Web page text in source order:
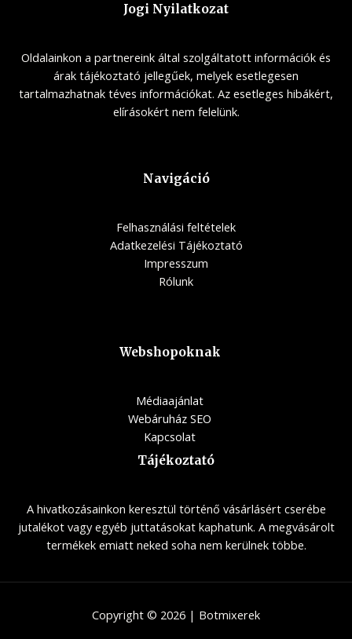
Jogi Nyilatkozat
Oldalainkon a partnereink által szolgáltatott információk és
árak tájékoztató jellegűek, melyek esetlegesen
tartalmazhatnak téves információkat. Az esetleges hibákért,
elírásokért nem felelünk.
Navigáció
Felhasználási feltételek
Adatkezelési Tájékoztató
Impresszum
Rólunk
Webshopoknak
Médiaajánlat
Webáruház SEO
Kapcsolat
Tájékoztató
A hivatkozásainkon keresztül történő vásárlásért cserébe
jutalékot vagy egyéb juttatásokat kaphatunk. A megvásárolt
termékek emiatt neked soha nem kerülnek többe.
Copyright © 2026 | Botmixerek